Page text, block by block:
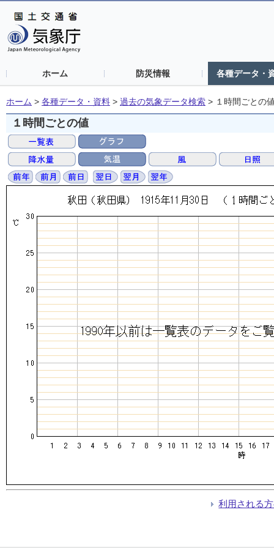
ホーム 防災情報 各種データ・
ホーム > 各種データ・資料 > 過去の気象データ検索 > １時間ごとの
１時間ごとの値
利用される